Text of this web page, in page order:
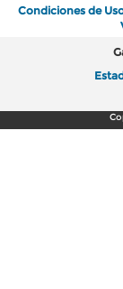
Condiciones de